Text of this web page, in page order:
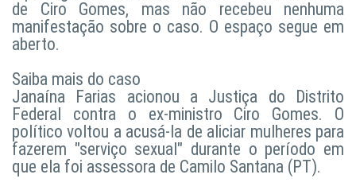
de Ciro Gomes, mas não recebeu nenhuma
manifestação sobre o caso. O espaço segue em
aberto.
Saiba mais do caso
Janaína Farias acionou a Justiça do Distrito
Federal contra o ex-ministro Ciro Gomes. O
político voltou a acusá-la de aliciar mulheres para
fazerem "serviço sexual" durante o período em
que ela foi assessora de Camilo Santana (PT).